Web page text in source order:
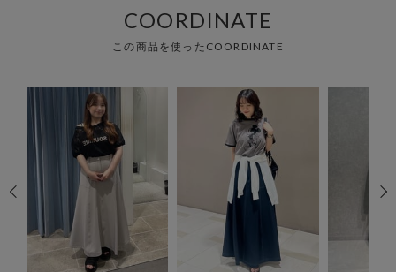
COORDINATE
この商品を使ったCOORDINATE